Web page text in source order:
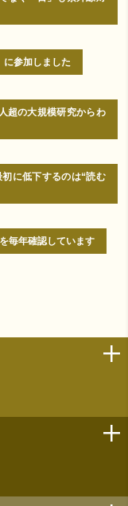
に参加しました
超の大規模研究からわ
に低下するのは“読む
毎年確認しています